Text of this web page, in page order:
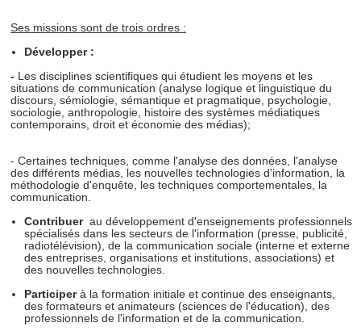
Ses missions sont de trois ordres :
Développer :
- Les disciplines scientifiques qui étudient les moyens et les
situations de communication (analyse logique et linguistique du
discours, sémiologie, sémantique et pragmatique, psychologie,
sociologie, anthropologie, histoire des systèmes médiatiques
contemporains, droit et économie des médias);
- Certaines techniques, comme l'analyse des données, l'analyse
des différents médias, les nouvelles technologies d'information, la
méthodologie d'enquête, les techniques comportementales, la
communication.
Contribuerau développement d'enseignements professionnels
spécialisés dans les secteurs de l'information (presse, publicité,
radiotélévision), de la communication sociale (interne et externe
des entreprises, organisations et institutions, associations) et
des nouvelles technologies.
Participerà la formation initiale et continue des enseignants,
des formateurs et animateurs (sciences de l'éducation), des
professionnels de l'information et de la communication.